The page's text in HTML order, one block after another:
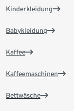
Kinderkleidung
Babykleidung
Kaffee
Kaffeemaschinen
Bettwäsche